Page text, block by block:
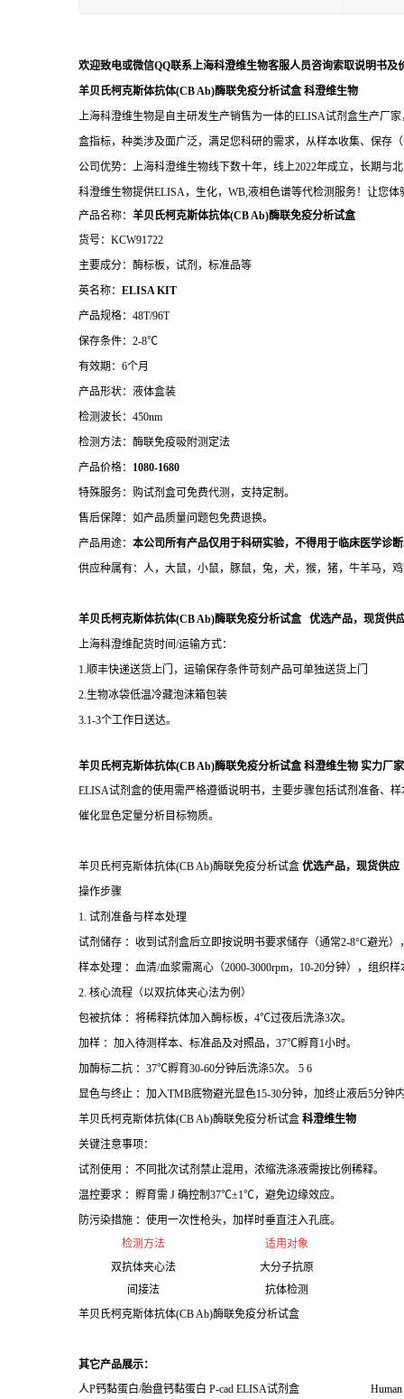
欢迎致电或微信QQ联系上海科澄维生物客服人员咨询索取说明书及
羊贝氏柯克斯体抗体(CB Ab)酶联免疫分析试盒科澄维生物
上海科澄维生物是自主研发生产销售为一体的ELISA试剂盒生产厂
盒指标，种类涉及面广泛，满足您科研的需求，从样本收集、保存
公司优势：上海科澄维生物线下数十年，线上2022年成立，长期与
科澄维生物提供ELISA，生化，WB,液相色谱等代检测服务！让您体
产品名称： 羊贝氏柯克斯体抗体(CB Ab)酶联免疫分析试盒
货号：KCW91722
主要成分：酶标板，试剂，标准品等
英名称： ELISA KIT
产品规格：48T/96T
保存条件：2-8℃
有效期：6个月
产品形状：液体盒装
检测波长：450nm
检测方法：酶联免疫吸附测定法
产品价格： 1080-1680
特殊服务：购试剂盒可免费代测，支持定制。
售后保障：如产品质量问题包免费退换。
产品用途： 本公司所有产品仅用于科研实验，不得用于临床医学诊断
供应种属有：人，大鼠，小鼠，豚鼠，兔，犬，猴，猪，牛羊马，
羊贝氏柯克斯体抗体(CB Ab)酶联免疫分析试盒 优选产品，现货供
上海科澄维配货时间/运输方式：
1.顺丰快递送货上门，运输保存条件苛刻产品可单独送货上门
2.生物冰袋低温冷藏泡沫箱包装
3.1-3个工作日送达。
羊贝氏柯克斯体抗体(CB Ab)酶联免疫分析试盒科澄维生物 实力厂家
ELISA试剂盒的使用需严格遵循说明书，主要步骤包括试剂准备、
催化显色定量分析目标物质。
羊贝氏柯克斯体抗体(CB Ab)酶联免疫分析试盒 优选产品，现货供应
操作步骤
1. 试剂准备与样本处理
试剂储存 ：收到试剂盒后立即按说明书要求储存（通常2-8°C避光
样本处理 ：血清/血浆需离心（2000-3000rpm，10-20分钟），组织
2. 核心流程（以双抗体夹心法为例）
包被抗体 ：将稀释抗体加入酶标板，4℃过夜后洗涤3次。
加样 ：加入待测样本、标准品及对照品，37℃孵育1小时。
加酶标二抗 ：37℃孵育30-60分钟后洗涤5次。 5 6
显色与终止 ：加入TMB底物避光显色15-30分钟，加终止液后5分钟
羊贝氏柯克斯体抗体(CB Ab)酶联免疫分析试盒 科澄维生物
关键注意事项：
试剂使用 ：不同批次试剂禁止混用，浓缩洗涤液需按比例稀释。
温控要求 ：孵育需 J 确控制37℃±1℃，避免边缘效应。
防污染措施 ：使用一次性枪头，加样时垂直注入孔底。
检测方法
适用对象
双抗体夹心法
大分子抗原
间接法
抗体检测
羊贝氏柯克斯体抗体(CB Ab)酶联免疫分析试盒
其它产品展示：
人P钙黏蛋白/胎盘钙黏蛋白 P-cad ELISA试剂盒